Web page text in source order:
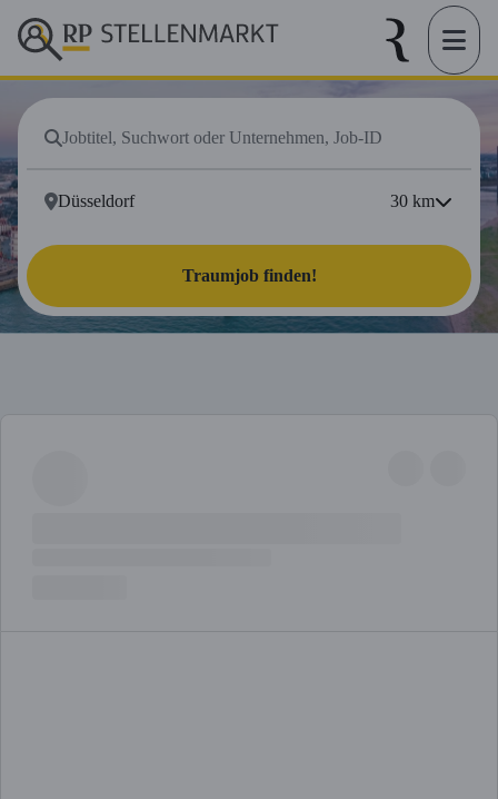
30 km
Traumjob finden!